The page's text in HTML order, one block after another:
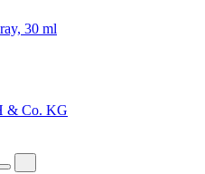
30 ml
& Co. KG